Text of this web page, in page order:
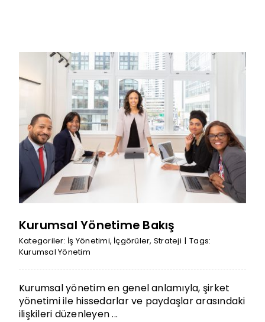
Kurumsal Yönetime Bakış
Kategoriler: İş Yönetimi, İçgörüler, Strateji | Tags:
Kurumsal Yönetim
Kurumsal yönetim en genel anlamıyla, şirket
yönetimi ile hissedarlar ve paydaşlar arasındaki
ilişkileri düzenleyen ...